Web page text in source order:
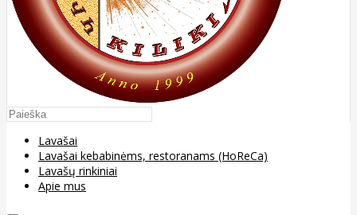
Lavašai
Lavašai kebabinėms, restoranams (HoReCa)
Lavašų rinkiniai
Apie mus